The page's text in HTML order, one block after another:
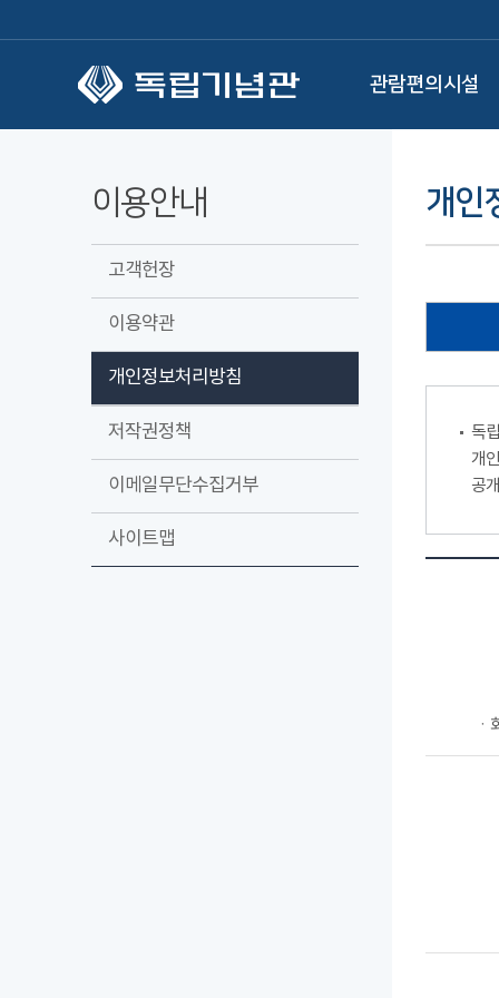
관람편의시설
이용안내
고객헌장
이용약관
개인정보처리방침
저작권정책
이메일무단수집거부
사이트맵
개인
독
개
공
ㆍ